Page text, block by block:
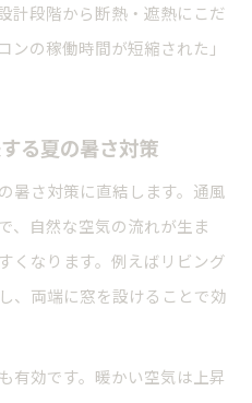
計段階から断熱・遮熱にこだ
の稼働時間が短縮された」
る夏の暑さ対策
暑さ対策に直結します。通風
、自然な空気の流れが生ま
くなります。例えばリビング
、両端に窓を設けることで効
有効です。暖かい空気は上昇